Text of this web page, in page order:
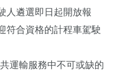
人遴選即日起開放報
符合資格的計程車駕駛
運輸服務中不可或缺的